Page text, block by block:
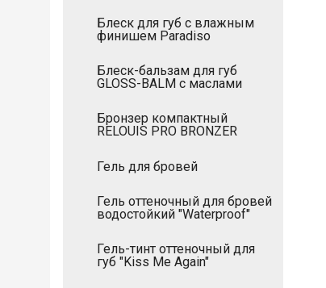
Блеск для губ с влажным
финишем Paradiso
Блеск-бальзам для губ
GLOSS-BALM с маслами
Бронзер компактный
RELOUIS PRO BRONZER
Гель для бровей
Гель оттеночный для бровей
водостойкий "Waterproof"
Гель-тинт оттеночный для
губ "Kiss Me Again"